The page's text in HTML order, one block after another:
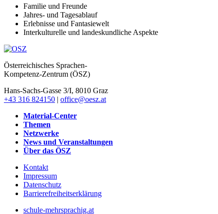
Familie und Freunde
Jahres- und Tagesablauf
Erlebnisse und Fantasiewelt
Interkulturelle und landeskundliche Aspekte
Österreichisches Sprachen-
Kompetenz-Zentrum (ÖSZ)
Hans-Sachs-Gasse 3/I, 8010 Graz
+43 316 824150 | office@oesz.at
Material-Center
Themen
Netzwerke
News und Veranstaltungen
Über das ÖSZ
Kontakt
Impressum
Datenschutz
Barrierefreiheitserklärung
schule-mehrsprachig.at